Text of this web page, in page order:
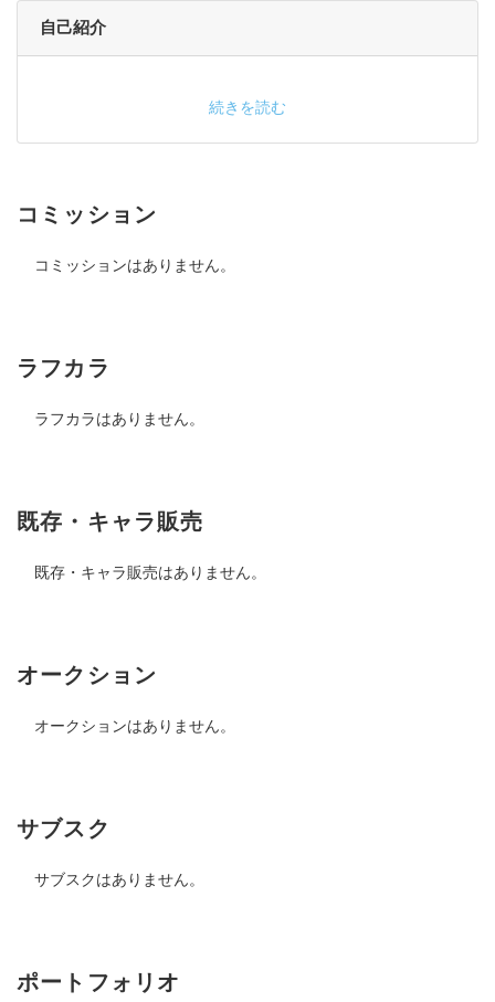
自己紹介
続きを読む
コミッション
コミッションはありません。
ラフカラ
ラフカラはありません。
既存・キャラ販売
既存・キャラ販売はありません。
オークション
オークションはありません。
サブスク
サブスクはありません。
ポートフォリオ